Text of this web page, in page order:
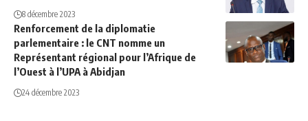
8 décembre 2023
Renforcement de la diplomatie
parlementaire : le CNT nomme un
Représentant régional pour l’Afrique de
l’Ouest à l’UPA à Abidjan
24 décembre 2023